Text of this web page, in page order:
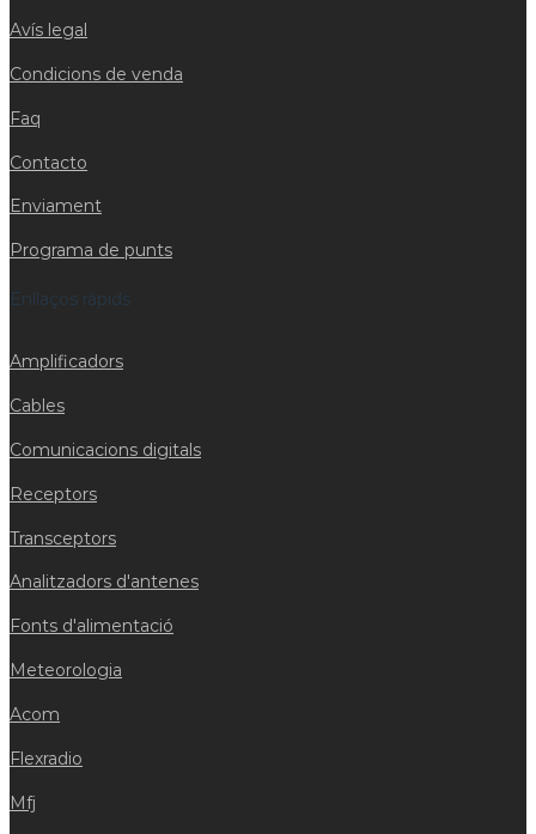
Avís legal
Condicions de venda
Faq
Contacto
Enviament
Programa de punts
Enllaços ràpids
Amplificadors
Cables
Comunicacions digitals
Receptors
Transceptors
Analitzadors d'antenes
Fonts d'alimentació
Meteorologia
Acom
Flexradio
Mfj